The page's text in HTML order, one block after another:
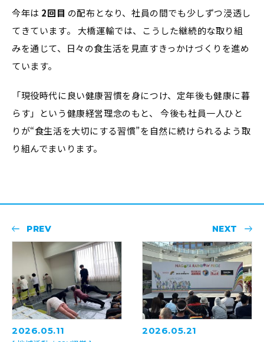
今年は 2回目 の配布となり、社員の間でも少しずつ浸透し
てきています。 大橋運輸では、こうした継続的な取り組
みを通じて、日々の食生活を見直すきっかけづくりを進め
ています。
「現役時代に良い健康習慣を身につけ、定年後も健康に暮
らす」という健康経営理念のもと、 今後も社員一人ひと
りが“食生活を大切にする習慣”を自然に続けられるよう取
り組んでまいります。
PREV
2026.05.11
NEXT
2026.05.21